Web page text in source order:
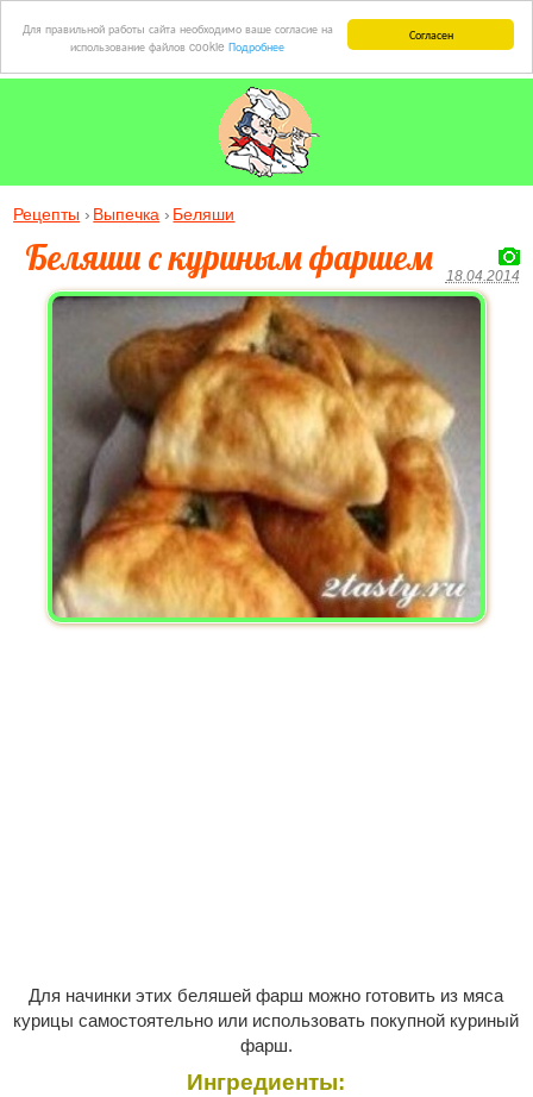
Согласен
Для правильной работы сайта необходимо ваше согласие на
использование файлов cookie Подробнее
Рецепты Выпечка Беляши
Беляши с куриным фаршем 18.04.2014
Для начинки этих беляшей фарш можно готовить из мяса
курицы самостоятельно или использовать покупной куриный
фарш.
Ингредиенты: